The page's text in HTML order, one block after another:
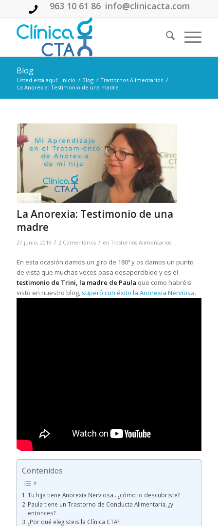
963 10 61 86 info@clinicacta.com
Blog
Usted está aquí: Inicio / Blog / Trastornos Alimentarios /
La Anorexia: Testimonio de una madre
La Anorexia: Testimonio de una
madre
27 junio, 2019 / 2 Comentarios / enTrastornos Alimentarios
En esta ocasión damos un giro de 180º y os damos un punto
de vista que muchas veces pasa desapercibido y es el
testimonio de Trini, la madre de Paula que como habréis
visto en nuestro blog, superó con éxito la Anorexia Nerviosa.
Contenidos
Tu hija tiene Anorexia Nerviosa…¿cómo lo descubriste?
Paula tiene un Trastorno de Conducta Alimentaria, ¿y
entonces?
¿Por qué elegisteis la Clínica CTA?